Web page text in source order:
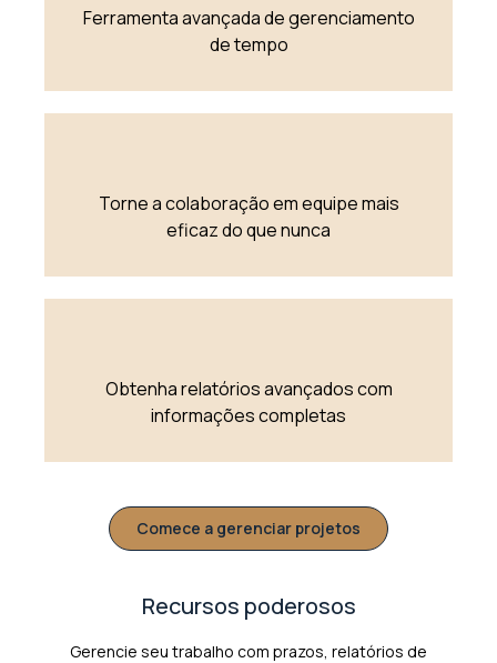
Ferramenta avançada de gerenciamento
de tempo
Torne a colaboração em equipe mais
eficaz do que nunca
Obtenha relatórios avançados com
informações completas
Comece a gerenciar projetos
Recursos poderosos
Gerencie seu trabalho com prazos, relatórios de